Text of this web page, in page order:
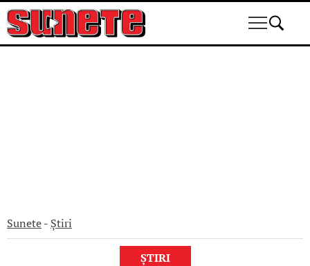
Sunete- Știri
ȘTIRI